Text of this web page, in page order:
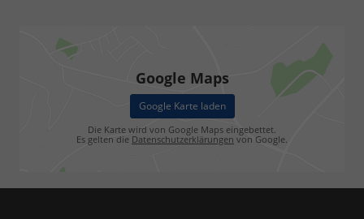
Google Maps
Google Karte laden
Die Karte wird von Google Maps eingebettet.
Es gelten die Datenschutzerklärungen von Google.